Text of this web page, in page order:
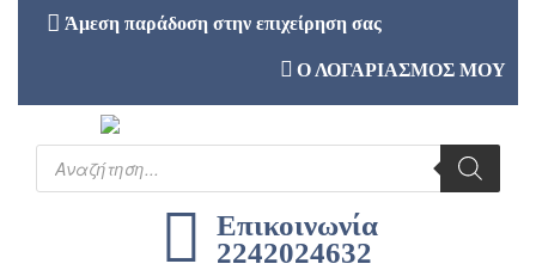
Άμεση παράδοση στην επιχείρηση σας
Ο ΛΟΓΑΡΙΑΣΜΟΣ ΜΟΥ
Επικοινωνία
2242024632